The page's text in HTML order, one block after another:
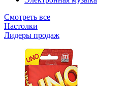
Смотреть все
Настолки
Лидеры продаж